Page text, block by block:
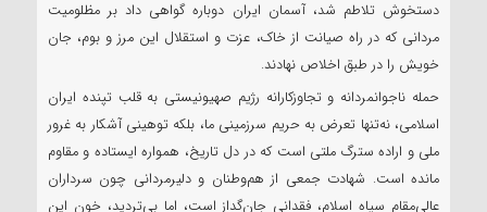
دستخوش تلاطم شد، آسمان ایران دوباره گواهی داد بر مظلومیت
مردانی که در راه صیانت از خاک، عزت و استقلال این مرز و بوم، جان
خویش را در طبق اخلاص نهادند.
حمله ناجوانمردانه و تجاوزکارانه رژیم صهیونیستی به قلب تپنده ایران
اسلامی، نه‌تنها تعرض به حریم سرزمینی ما، بلکه توهینی آشکار به غرور
ملی و اراده سترگ ملتی است که در دل تاریخ، همواره ایستاده و مقاوم
مانده است. شهادت جمعی از هم‌وطنان و دلیرمردانی چون سرداران
عالی‌مقام سپاه اسلام، فقدانی جان‌گداز است، اما بی‌تردید، خون این